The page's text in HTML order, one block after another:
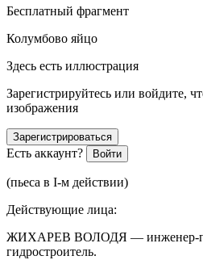
Бесплатный фрагмент
Колумбово яйцо
Здесь есть иллюстрация
Зарегистрируйтесь или войдите,
изображения
Зарегистрироваться
Есть аккаунт? Войти
(пьеса в I-м действии)
Действующие лица:
ЖИХАРЕВ ВОЛОДЯ — инженер-
гидростроитель.